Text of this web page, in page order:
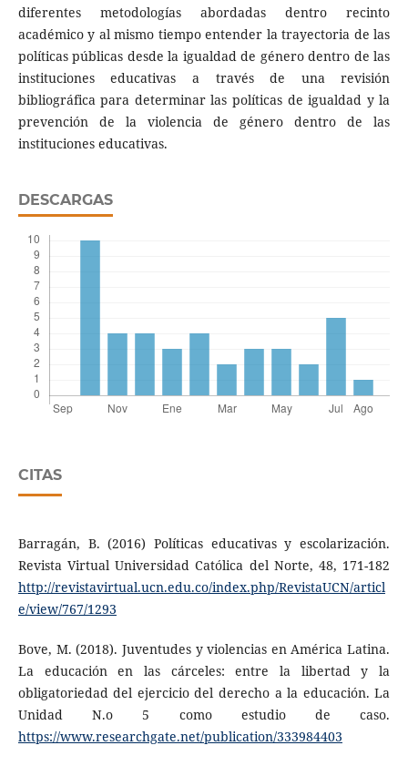
diferentes metodologías abordadas dentro recinto
académico y al mismo tiempo entender la trayectoria de las
políticas públicas desde la igualdad de género dentro de las
instituciones educativas a través de una revisión
bibliográfica para determinar las políticas de igualdad y la
prevención de la violencia de género dentro de las
instituciones educativas.
DESCARGAS
CITAS
Barragán, B. (2016) Políticas educativas y escolarización.
Revista Virtual Universidad Católica del Norte, 48, 171-182
http://revistavirtual.ucn.edu.co/index.php/RevistaUCN/articl
e/view/767/1293
Bove, M. (2018). Juventudes y violencias en América Latina.
La educación en las cárceles: entre la libertad y la
obligatoriedad del ejercicio del derecho a la educación. La
Unidad N.o 5 como estudio de caso.
https://www.researchgate.net/publication/333984403